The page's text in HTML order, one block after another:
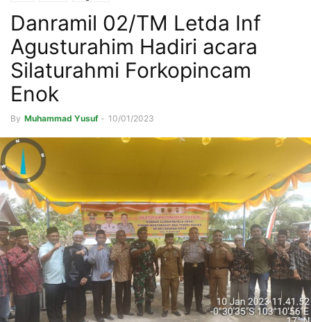
Danramil 02/TM Letda Inf
Agusturahim Hadiri acara
Silaturahmi Forkopincam
Enok
By Muhammad Yusuf - 10/01/2023